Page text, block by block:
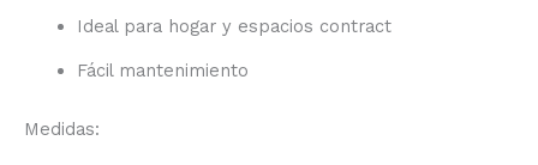
Ideal para hogar y espacios contract
Fácil mantenimiento
Medidas: